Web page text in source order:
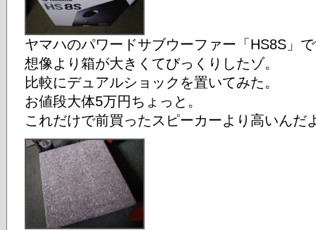
ヤマハのパワードサブウーファー「HS8S」
想像より箱が大きくてびっくりしたゾ。
比較にデュアルショックを置いてみた。
お値段大体5万円ちょっと。
これだけで前買ったスピーカーより高いんだ